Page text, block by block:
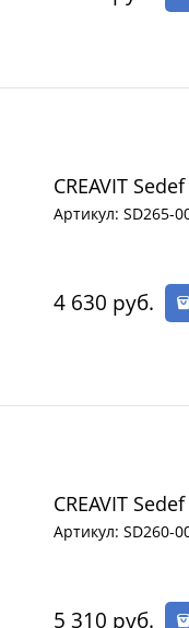
CREAVIT
Артикул: SD265-
4 630 руб.
CREAVIT
Артикул: SD260-
5 310 руб.